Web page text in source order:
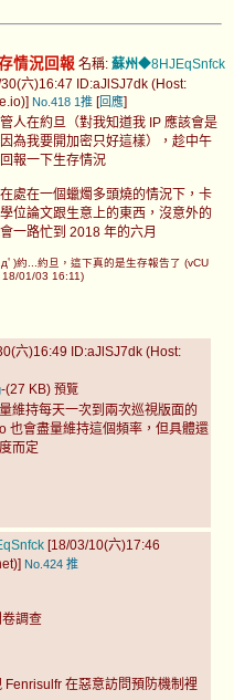
情況回報 名稱: 蘇州◆8HJEqSnfck
六)16:47 ID:aJlSJ7dk (Host:
No.418 1推 [回應]
人在約旦（對我知道我 IP 應該會是
為我要開加密只好這樣），趁中午
報一下生存情況
處在一個蠟燭多頭燒的情況下，卡
位論文跟生意上的東西，沒意外的
一路忙到 2018 年的六月
ﾟ)約...約旦，這下真的是生存報告了 (vCU
01/03 16:11)
六)16:49 ID:aJlSJ7dk (Host:
-(27 KB) 預覽
維持每天一次到兩次巡視版面的
也會盡量維持這個頻率，但具體還
而定
[18/03/10(六)17:46
No.424 推
調查
在惡意訪問預防機制裡